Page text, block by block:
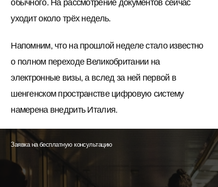
обычного. На рассмотрение документов сейчас
уходит около трёх недель.
Напомним, что на прошлой неделе стало известно
о полном переходе Великобритании на
электронные визы, а вслед за ней первой в
шенгенском пространстве цифровую систему
намерена внедрить Италия.
Заявка на бесплатную консультацию